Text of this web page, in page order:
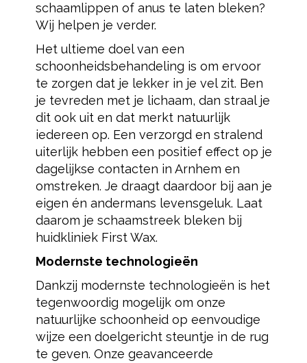
schaamlippen of anus te laten bleken?
Wij helpen je verder.
Het ultieme doel van een
schoonheidsbehandeling is om ervoor
te zorgen dat je lekker in je vel zit. Ben
je tevreden met je lichaam, dan straal je
dit ook uit en dat merkt natuurlijk
iedereen op. Een verzorgd en stralend
uiterlijk hebben een positief effect op je
dagelijkse contacten in Arnhem en
omstreken. Je draagt daardoor bij aan je
eigen én andermans levensgeluk. Laat
daarom je schaamstreek bleken bij
huidkliniek First Wax.
Modernste technologieën
Dankzij modernste technologieën is het
tegenwoordig mogelijk om onze
natuurlijke schoonheid op eenvoudige
wijze een doelgericht steuntje in de rug
te geven. Onze geavanceerde